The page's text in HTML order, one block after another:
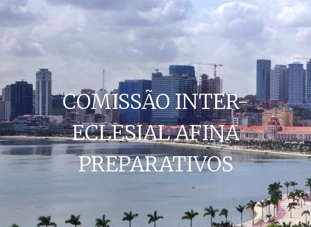
COMISSÃO INTER-
ECLESIAL AFINA
PREPARATIVOS